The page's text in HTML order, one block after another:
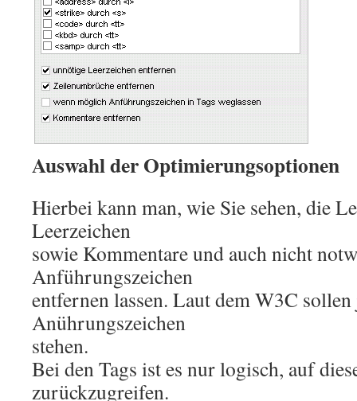
Auswahl der Optimierungsoptionen
Hierbei kann man, wie Sie sehen, die
Leerzeichen
sowie Kommentare und auch nicht
Anführungszeichen
entfernen lassen. Laut dem W3C
Anührungszeichen
stehen.
Bei den Tags ist es nur logisch, auf
zurückzugreifen.